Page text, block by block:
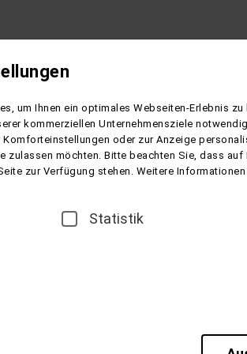
Flugreisen
Marienbad - Glückshotel
Bäderdreieck -
oder Karlsbad
des Böhmischen Bäderdreiecks. Die
um Ihnen ein optimales Webseiten-Erlebnis
kommerziellen Unternehmensziele
oder zur Anzeige
zulassen möchten. Bitte beachten Sie, dass
zur Verfügung stehen. Weitere
Statistik